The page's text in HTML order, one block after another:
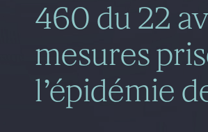
460 du 22
mesures
l’épidémie